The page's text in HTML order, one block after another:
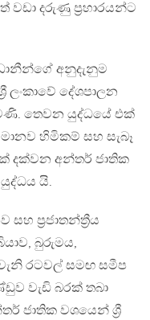
වඩා දරුණු ප්‍රහාරයන්ට
අනුදැනුම
දේශපාලන
තෙවන යුද්ධයේ එක්
හිමිකම් සහ සැබෑ
දක්වන අන්තර් ජාතික
යි.
ප්‍රජාතන්ත්‍රීය
බුරුමය,
රටවල් සමඟ සමීප
වැඩි බරක් තබා
ජාතික වශයෙන් ශ්‍රී